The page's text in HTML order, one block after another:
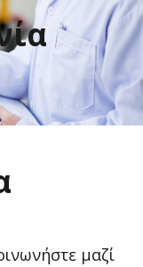
μαζί